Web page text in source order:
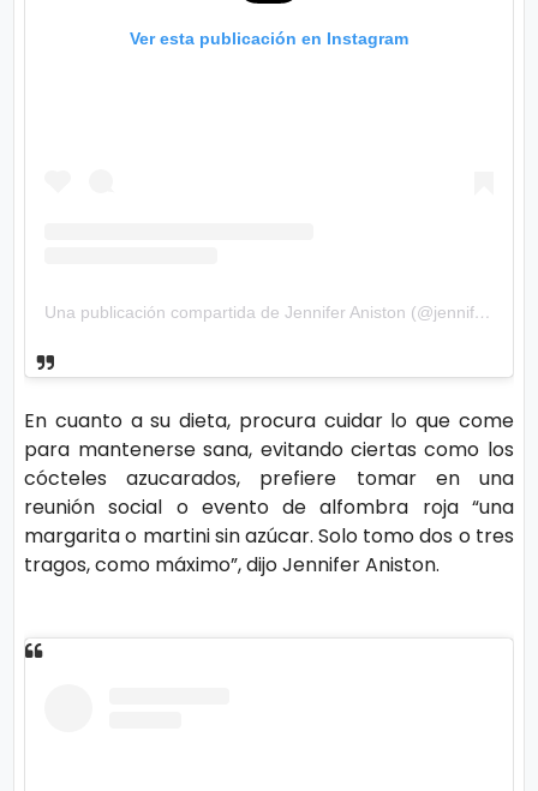
Ver esta publicación en Instagram
Una publicación compartida de Jennifer Aniston (@jenniferaniston)
En cuanto a su dieta, procura cuidar lo que come
para mantenerse sana, evitando ciertas como los
cócteles azucarados, prefiere tomar en una
reunión social o evento de alfombra roja “una
margarita o martini sin azúcar. Solo tomo dos o tres
tragos, como máximo”, dijo Jennifer Aniston.